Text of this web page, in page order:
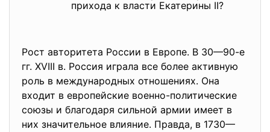
прихода к власти Екатерины II?
Рост авторитета России в Европе. В 30—90-е
гг. XVIII в. Россия играла все более активную
роль в международных отношениях. Она
входит в европейские военно-политические
союзы и благодаря сильной армии имеет в
них значительное влияние. Правда, в 1730—